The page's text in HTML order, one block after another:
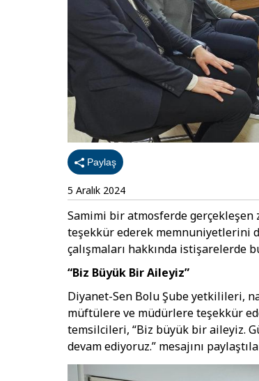
Paylaş
5 Aralık 2024
Samimi bir atmosferde
teşekkür ederek memnuniyetlerini
çalışmaları hakkında istişarelerde
“Biz Büyük Bir Aileyiz”
Diyanet-Sen Bolu Şube yetkilileri,
müftülere ve müdürlere teşekkür
temsilcileri, “Biz büyük bir aileyiz.
devam ediyoruz.” mesajını